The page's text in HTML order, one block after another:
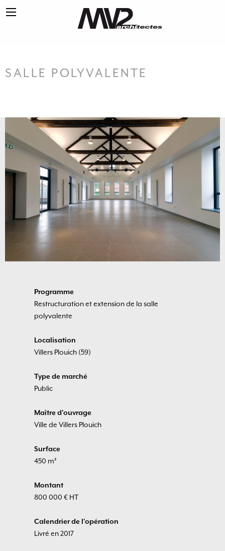
SALLE POLYVALENTE
Programme
Restructuration et extension de la salle
polyvalente
Localisation
Villers Plouich (59)
Type de marché
Public
Maître d'ouvrage
Ville de Villers Plouich
Surface
450 m²
Montant
800 000 € HT
Calendrier de l'opération
Livré en 2017